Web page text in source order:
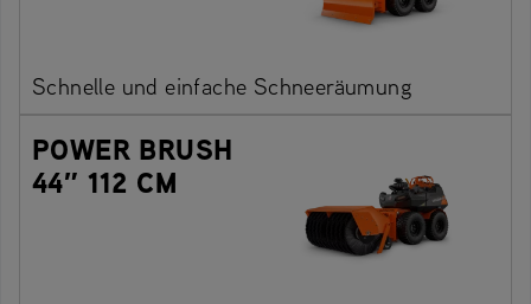
Schnelle und einfache Schneeräumung
POWER BRUSH
44″ 112 CM